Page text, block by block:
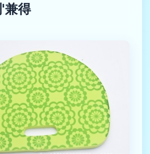
兼得